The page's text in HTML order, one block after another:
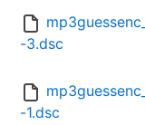
-3.dsc
-1.dsc